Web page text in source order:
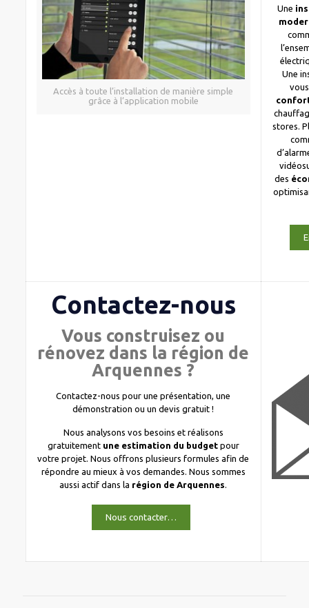
Accès à toute l’installation de manière simple
grâce à l’application mobile
Une
Une
stores.
des
Contactez-nous
Vous construisez ou
rénovez dans la région de
Arquennes ?
Contactez-nous pour une présentation, une
démonstration ou un devis gratuit !
Nous analysons vos besoins et réalisons
gratuitement une estimation du budgetpour
votre projet. Nous offrons plusieurs formules afin de
répondre au mieux à vos demandes. Nous sommes
aussi actif dans la région de Arquennes.
Nous contacter…